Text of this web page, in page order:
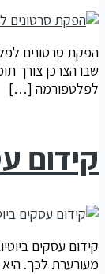
הפקת סרטונים
שבו הצרכן צורך
לפלטפורמה […]
קידום
קידום עסקים
מעורערת לכך.